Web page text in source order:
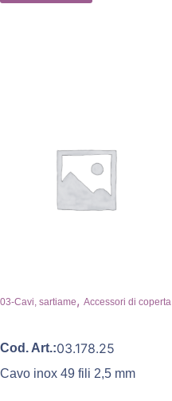
03-Cavi, sartiame, Accessori di coperta
Cod. Art.:03.178.25
Cavo inox 49 fili 2,5 mm